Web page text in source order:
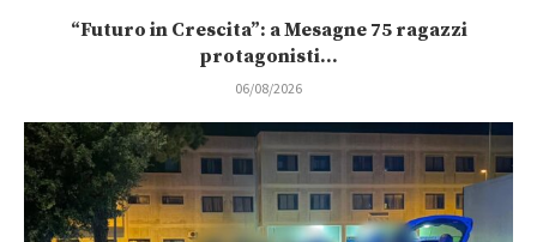
“Futuro in Crescita”: a Mesagne 75 ragazzi
protagonisti...
06/08/2026